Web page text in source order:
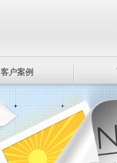
客户案例